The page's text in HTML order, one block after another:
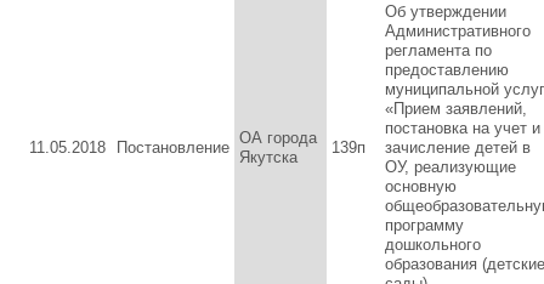
11.05.2018 Постановление
ОА города
Якутска
139п
Об утверждении
Административного
регламента по
предоставлению
муниципальной
«Прием заявлений,
постановка на учет и
зачисление детей в
ОУ, реализующие
основную
программу
дошкольного
образования (детские